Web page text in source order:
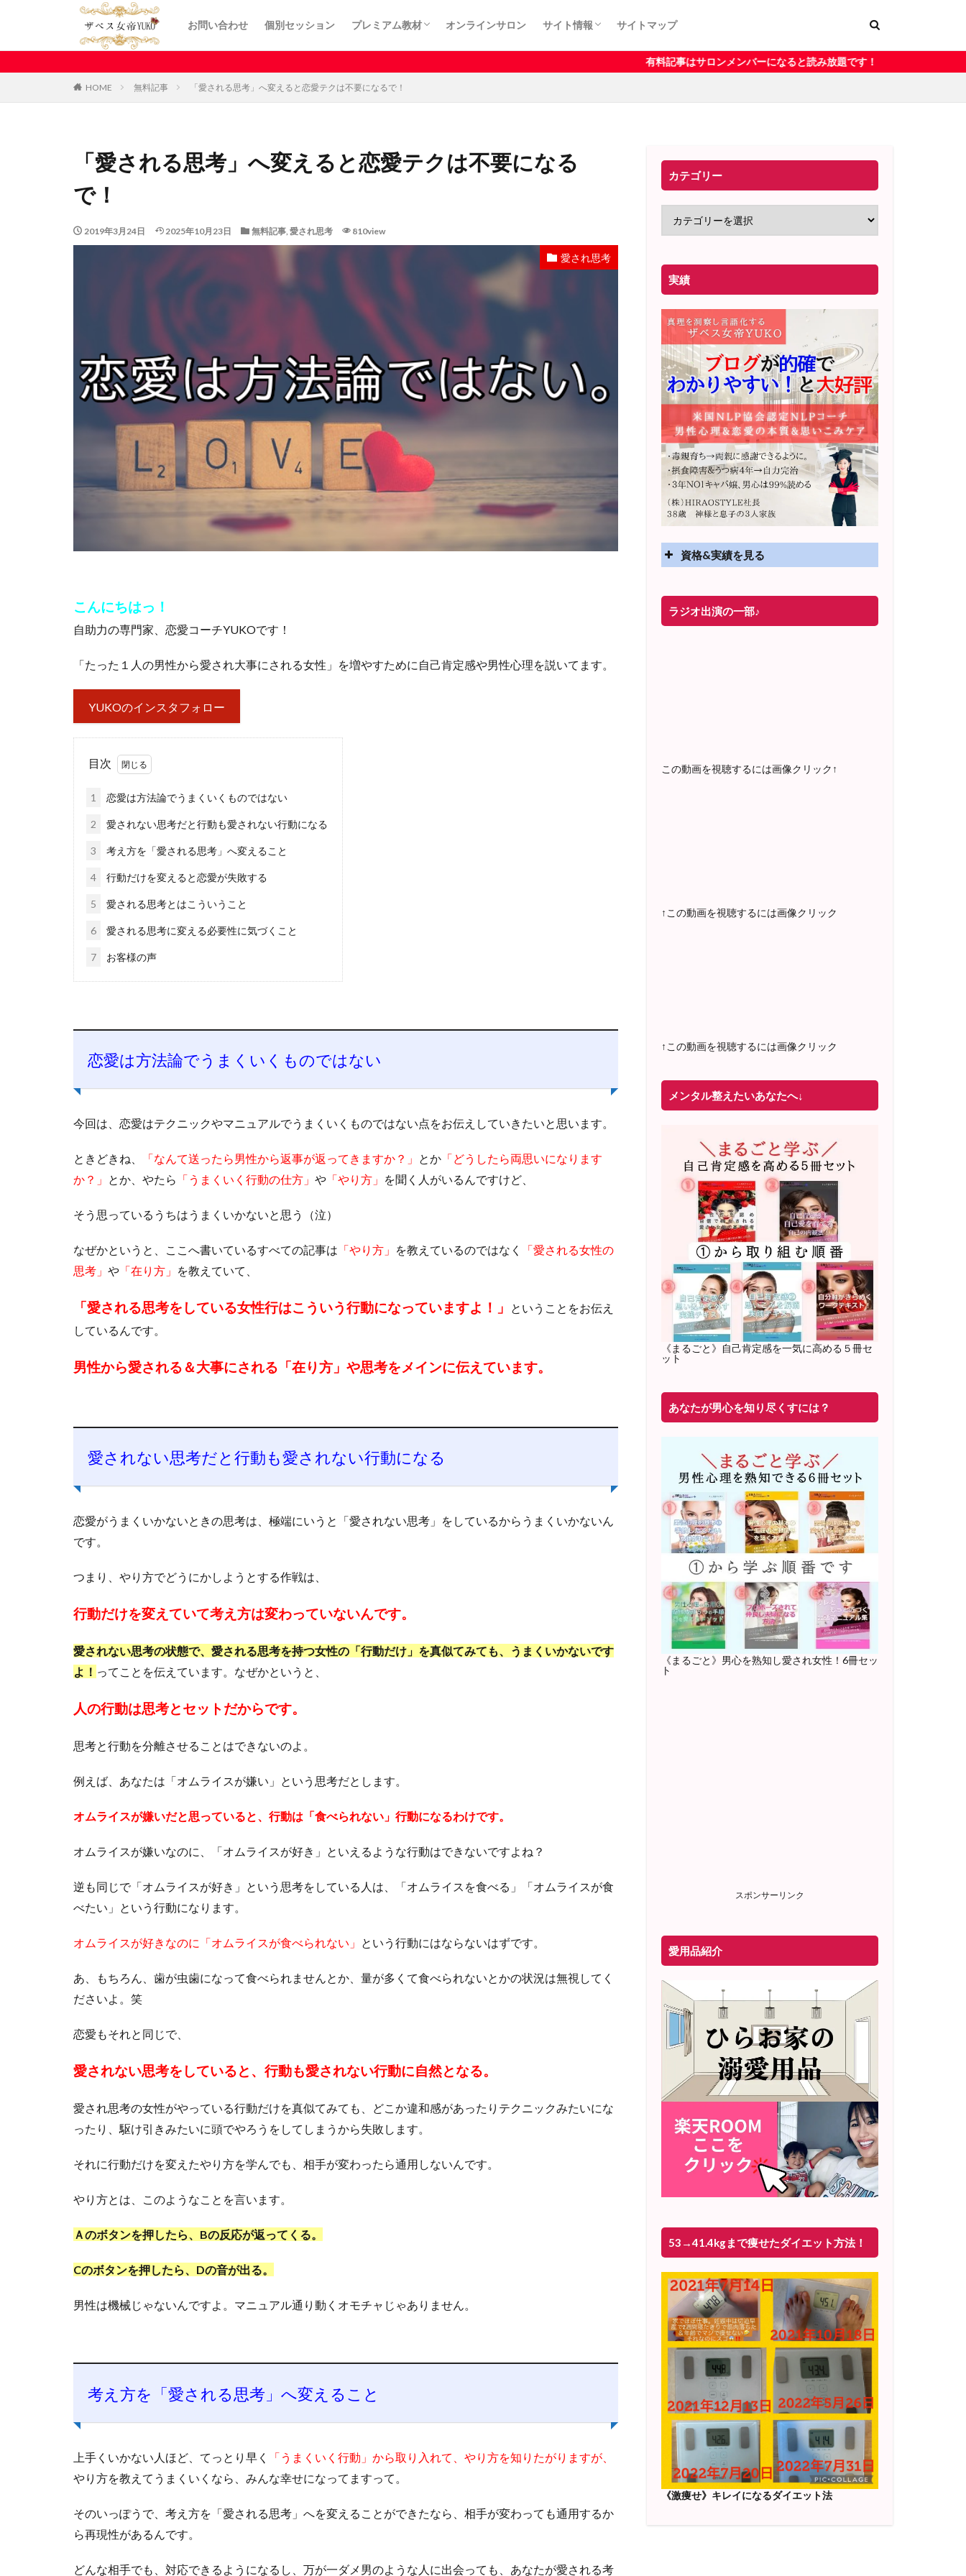
お問い合わせ 個別セッション プレミアム教材
カート
オンラインサロン サイト情報
プライバシーポリシー
利用規約
特定商取引法に基づく表記
サイトマップ
有料記事はサロンメンバーになると読み放題です！
HOME 無料記事 「愛される思考」へ変えると恋愛テクは不要になるで！
「愛される思考」へ変えると恋愛テクは不要になる
で！
2019年3月24日 2025年10月23日 無料記事, 愛され思考 810view
愛され思考
こんにちはっ！
自助力の専門家、恋愛コーチYUKOです！
「たった１人の男性から愛され大事にされる女性」を増やすために自己肯定感や男性心理を説いてます。
YUKOのインスタフォロー
目次
1 恋愛は方法論でうまくいくものではない
2 愛されない思考だと行動も愛されない行動になる
3 考え方を「愛される思考」へ変えること
4 行動だけを変えると恋愛が失敗する
5 愛される思考とはこういうこと
6 愛される思考に変える必要性に気づくこと
7 お客様の声
恋愛は方法論でうまくいくものではない
今回は、恋愛はテクニックやマニュアルでうまくいくものではない点をお伝えしていきたいと思います。
ときどきね、 「なんて送ったら男性から返事が返ってきますか？」 とか 「どうしたら両思いになります
か？」 とか、やたら 「うまくいく行動の仕方」 や 「やり方」 を聞く人がいるんですけど、
そう思っているうちはうまくいかないと思う（泣）
なぜかというと、ここへ書いているすべての記事は 「やり方」 を教えているのではなく
「愛される女性の
思考」 や 「在り方」 を教えていて、
「愛される思考をしている女性行はこういう行動になっていますよ！」
ということをお伝え
しているんです。
男性から愛される＆大事にされる「在り方」や思考をメインに伝えています。
愛されない思考だと行動も愛されない行動になる
恋愛がうまくいかないときの思考は、極端にいうと「愛されない思考」をしているからうまくいかないん
です。
つまり、やり方でどうにかしようとする作戦は、
行動だけを変えていて考え方は変わっていないんです。
愛されない思考の状態で、愛される思考を持つ女性の「行動だけ」を真似てみても、うまくいかないです
よ！ ってことを伝えています。なぜかというと、
人の行動は思考とセットだからです。
思考と行動を分離させることはできないのよ。
例えば、あなたは「オムライスが嫌い」という思考だとします。
オムライスが嫌いだと思っていると、行動は「食べられない」行動になるわけです。
オムライスが嫌いなのに、「オムライスが好き」といえるような行動はできないですよね？
逆も同じで「オムライスが好き」という思考をしている人は、「オムライスを食べる」「オムライスが食
べたい」という行動になります。
オムライスが好きなのに「オムライスが食べられない」 という行動にはならないはずです。
あ、もちろん、歯が虫歯になって食べられませんとか、量が多くて食べられないとかの状況は無視してく
ださいよ。笑
恋愛もそれと同じで、
愛されない思考をしていると、行動も愛されない行動に自然となる。
愛され思考の女性がやっている行動だけを真似てみても、どこか違和感があったりテクニックみたいにな
ったり、駆け引きみたいに頭でやろうをしてしまうから失敗します。
それに行動だけを変えたやり方を学んでも、相手が変わったら通用しないんです。
やり方とは、このようなことを言います。
Ａのボタンを押したら、Bの反応が返ってくる。
Cのボタンを押したら、Dの音が出る。
男性は機械じゃないんですよ。マニュアル通り動くオモチャじゃありません。
考え方を「愛される思考」へ変えること
上手くいかない人ほど、てっとり早く
「うまくいく行動」から取り入れて、やり方を知りたがりますが、
やり方を教えてうまくいくなら、みんな幸せになってますって。
そのいっぽうで、考え方を「愛される思考」へを変えることができたなら、相手が変わっても通用するか
ら再現性があるんです。
どんな相手でも、対応できるようになるし、万が一ダメ男のような人に出会っても、あなたが愛される考
カテゴリー
実績
資格&実績を見る
2025年4月〜 altruismコミュニティ×講座
オンラインサロン開講
1500名越え
2022年2月〜6月 男性心理グループレッ
スン 20名様満席
2019年6月 恋愛コーチとして活動を開始
ラジオ出演の一部♪
この動画を視聴するには画像クリック↑
↑この動画を視聴するには画像クリック
↑この動画を視聴するには画像クリック
メンタル整えたいあなたへ↓
《まるごと》自己肯定感を一気に高める５冊セ
ット
あなたが男心を知り尽くすには？
《まるごと》男心を熟知し愛され女性！6冊セッ
ト
スポンサーリンク
愛用品紹介
53→41.4kgまで痩せたダイエット方法！
《激痩せ》キレイになるダイエット法